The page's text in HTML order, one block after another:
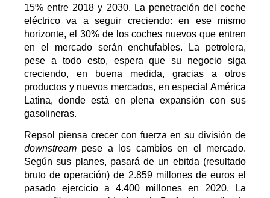
15% entre 2018 y 2030. La penetración del coche
eléctrico va a seguir creciendo: en ese mismo
horizonte, el 30% de los coches nuevos que entren
en el mercado serán enchufables. La petrolera,
pese a todo esto, espera que su negocio siga
creciendo, en buena medida, gracias a otros
productos y nuevos mercados, en especial América
Latina, donde está en plena expansión con sus
gasolineras.
Repsol piensa crecer con fuerza en su división de
downstream pese a los cambios en el mercado.
Según sus planes, pasará de un ebitda (resultado
bruto de operación) de 2.859 millones de euros el
pasado ejercicio a 4.400 millones en 2020. La